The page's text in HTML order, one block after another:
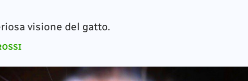
visione del gatto.